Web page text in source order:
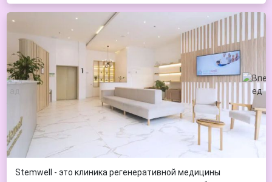
Stemwell - это клиника регенеративной медицины